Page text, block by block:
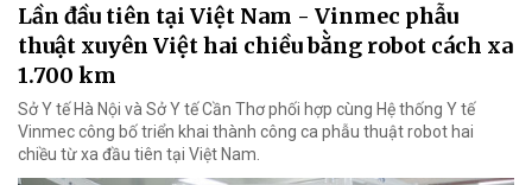
Lần đầu tiên tại Việt Nam - Vinmec phẫu
thuật xuyên Việt hai chiều bằng robot cách xa
1.700 km
Sở Y tế Hà Nội và Sở Y tế Cần Thơ phối hợp cùng Hệ thống Y tế
Vinmec công bố triển khai thành công ca phẫu thuật robot hai
chiều từ xa đầu tiên tại Việt Nam.